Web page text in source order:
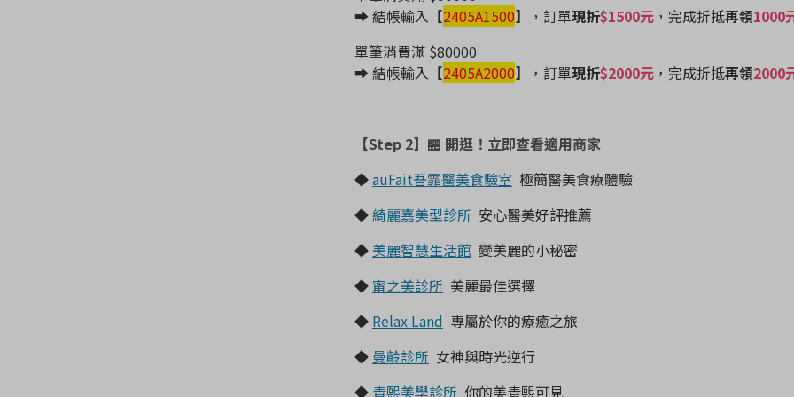
➡️ 結帳輸入【2405A1500】 ，訂單現折$1500元 ，完成折抵再領1000
單筆消費滿 $80000
➡️ 結帳輸入【2405A2000】 ，訂單現折$2000元 ，完成折抵再領2000
【Step 2】 🏪 開逛！立即查看適用商家
◆auFait吾霏醫美食驗室 極簡醫美食療體驗
◆綺麗嘉美型診所 安心醫美好評推薦
◆ 美麗智慧生活館 變美麗的小秘密
◆ 甯之美診所 美麗最佳選擇
◆ Relax Land 專屬於你的療癒之旅
◆ 曼齡診所 女神與時光逆行
◆ 青熙美學診所 你的美青熙可見